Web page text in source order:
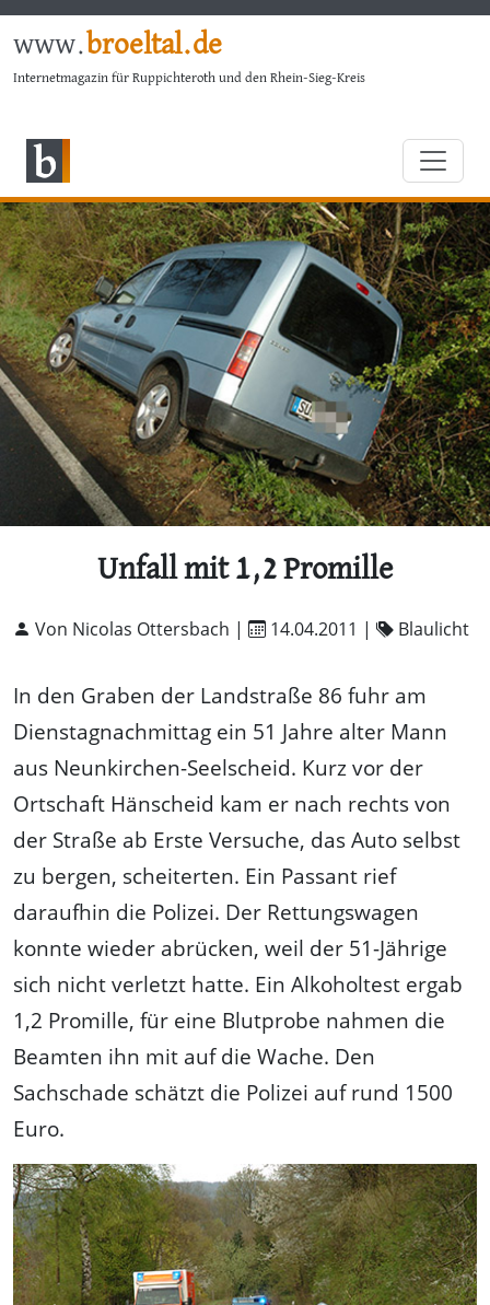
www.broeltal.de
Internetmagazin für Ruppichteroth und den Rhein-Sieg-Kreis
Unfall mit 1,2 Promille
Von Nicolas Ottersbach | 14.04.2011 | Blaulicht
In den Graben der Landstraße 86 fuhr am
Dienstagnachmittag ein 51 Jahre alter Mann
aus Neunkirchen-Seelscheid. Kurz vor der
Ortschaft Hänscheid kam er nach rechts von
der Straße ab Erste Versuche, das Auto selbst
zu bergen, scheiterten. Ein Passant rief
daraufhin die Polizei. Der Rettungswagen
konnte wieder abrücken, weil der 51-Jährige
sich nicht verletzt hatte. Ein Alkoholtest ergab
1,2 Promille, für eine Blutprobe nahmen die
Beamten ihn mit auf die Wache. Den
Sachschade schätzt die Polizei auf rund 1500
Euro.